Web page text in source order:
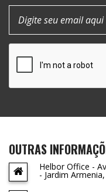
OUTRAS
Helbor Office -
- Jardim